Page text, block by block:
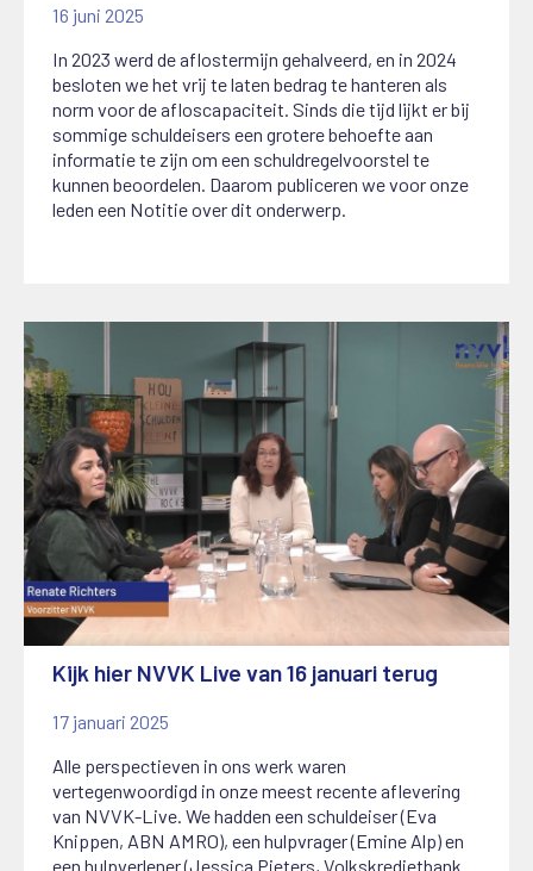
16 juni 2025
In 2023 werd de aflostermijn gehalveerd, en in 2024
besloten we het vrij te laten bedrag te hanteren als
norm voor de afloscapaciteit. Sinds die tijd lijkt er bij
sommige schuldeisers een grotere behoefte aan
informatie te zijn om een schuldregelvoorstel te
kunnen beoordelen. Daarom publiceren we voor onze
leden een Notitie over dit onderwerp.
Kijk hier NVVK Live van 16 januari terug
17 januari 2025
Alle perspectieven in ons werk waren
vertegenwoordigd in onze meest recente aflevering
van NVVK-Live. We hadden een schuldeiser (Eva
Knippen, ABN AMRO), een hulpvrager (Emine Alp) en
een hulpverlener (Jessica Pieters, Volkskredietbank